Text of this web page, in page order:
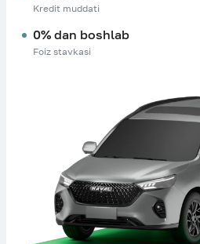
Kredit muddati
0% dan boshlab
Foiz stavkasi